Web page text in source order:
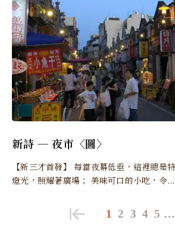
新詩 ─ 夜市〈圖〉
【新三才首發】 每當夜幕低垂，這裡總是特別熱鬧。 大大小小的
燈光，照耀著廣場； 美味可口的小吃，令...
1 2 3 4 5 …